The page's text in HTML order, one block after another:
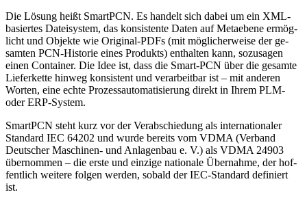
Die Lösung heißt SmartPCN. Es handelt sich dabei um ein XML-
basiertes Datei­system, das kon­sis­tente Daten auf Meta­ebene er­mög­
licht und Objekte wie Original-PDFs (mit möglicher­weise der ge­
samten PCN-His­torie eines Produkts) ent­hal­ten kann, so­zu­sagen
einen Con­tainer. Die Idee ist, dass die Smart-PCN über die gesamte
Liefer­kette hinweg kon­sis­tent und verar­beit­bar ist – mit anderen
Worten, eine echte Prozess­auto­ma­ti­sierung direkt in Ihrem PLM-
oder ERP-System.
SmartPCN steht kurz vor der Verab­schie­dung als interna­tio­naler
Standard IEC 64202 und wurde be­reits vom VDMA (Verband
Deutscher Maschi­nen- und An­la­gen­bau e. V.) als VDMA 24903
über­nom­men – die erste und ein­zige natio­nale Über­nahme, der hof­
fent­lich weitere folgen werden, so­bald der IEC-Stan­dard definiert
ist.